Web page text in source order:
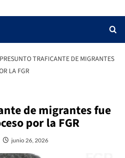
PRESUNTO TRAFICANTE DE MIGRANTES
LA FGR
de migrantes fue
por la FGR
junio 26, 2026